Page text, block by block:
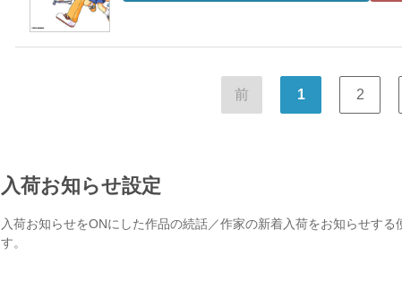
前 1 2
入荷お知らせ設定
入荷お知らせをONにした作品の続話／作家の新着入荷をお知らせする
す。